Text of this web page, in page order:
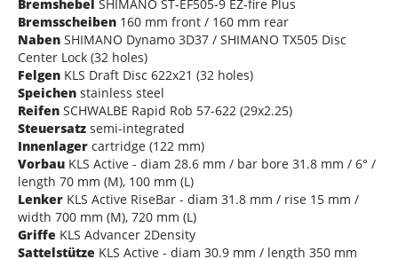
Bremshebel SHIMANO ST-EF505-9 EZ-fire Plus
Bremsscheiben 160 mm front / 160 mm rear
Naben SHIMANO Dynamo 3D37 / SHIMANO TX505 Disc
Center Lock (32 holes)
Felgen KLS Draft Disc 622x21 (32 holes)
Speichen stainless steel
Reifen SCHWALBE Rapid Rob 57-622 (29x2.25)
Steuersatz semi-integrated
Innenlager cartridge (122 mm)
Vorbau KLS Active - diam 28.6 mm / bar bore 31.8 mm / 6° /
length 70 mm (M), 100 mm (L)
Lenker KLS Active RiseBar - diam 31.8 mm / rise 15 mm /
width 700 mm (M), 720 mm (L)
Griffe KLS Advancer 2Density
Sattelstütze KLS Active - diam 30.9 mm / length 350 mm